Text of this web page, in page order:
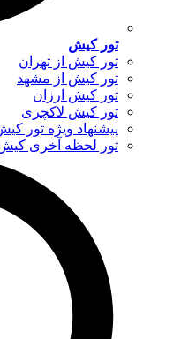
تور کیش
تور کیش از تهران
تور کیش از مشهد
تور کیش ارزان
تور کیش لاکچری
پیشنهاد ویژه تور کیش
تور لحظه آخری کیش